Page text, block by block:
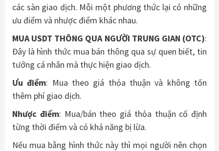
các sàn giao dịch. Mỗi một phương thức lại có những
ưu điểm và nhược điểm khác nhau.
MUA USDT THÔNG QUA NGƯỜI TRUNG GIAN (OTC):
Đây là hình thức mua bán thông qua sự quen biết, tin
tưởng cá nhân mà thực hiện giao dịch.
Ưu điểm: Mua theo giá thỏa thuận và không tốn
thêm phí giao dịch.
Nhược điểm: Mua/bán theo giá thỏa thuận cố định
từng thời điểm và có khả năng bị lừa.
Nếu mua bằng hình thức này thì mọi người nên chọn